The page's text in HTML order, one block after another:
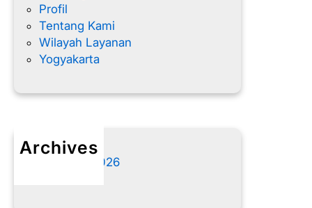
Profil
Tentang Kami
Wilayah Layanan
Yogyakarta
Archives
Agustus 2026